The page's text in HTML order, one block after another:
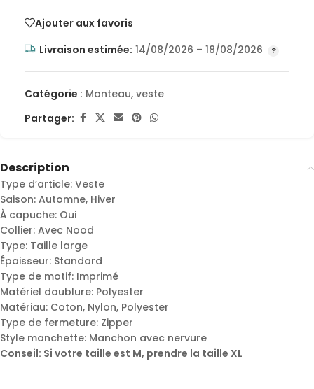
Ajouter aux favoris
Livraison estimée: 14/08/2026 – 18/08/2026
Catégorie : Manteau, veste
Partager:
Description
Type d’article: Veste
Saison: Automne, Hiver
À capuche: Oui
Collier: Avec Nood
Type: Taille large
Épaisseur: Standard
Type de motif: Imprimé
Matériel doublure: Polyester
Matériau: Coton, Nylon, Polyester
Type de fermeture: Zipper
Style manchette: Manchon avec nervure
Conseil: Si votre taille est M, prendre la taille XL